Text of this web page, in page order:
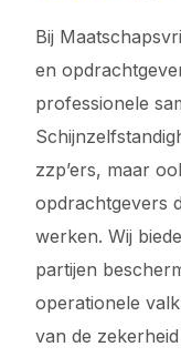
Bij
en
professionele
zzp’ers, maar
opdrachtgevers
werken. Wij
partijen
operationele
van de